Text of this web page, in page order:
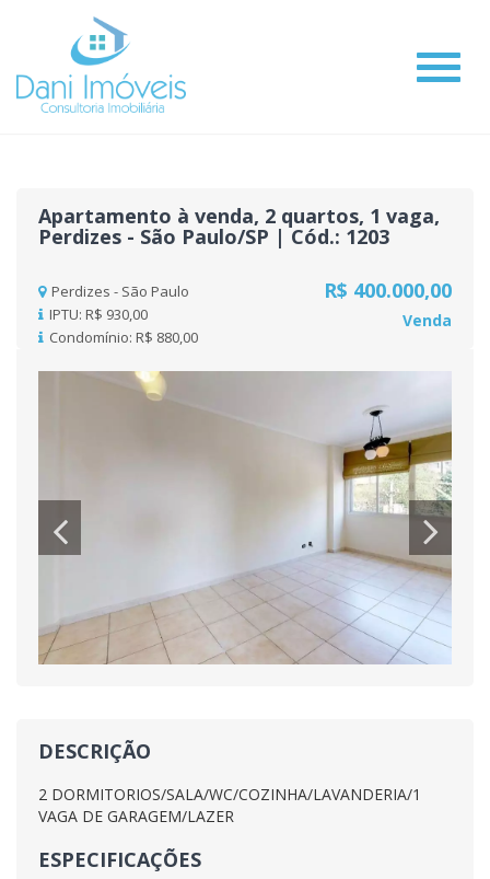
#
Apartamento à venda, 2 quartos, 1 vaga,
Perdizes - São Paulo/SP | Cód.: 1203
Perdizes - São Paulo
IPTU: R$ 930,00
Condomínio: R$ 880,00
R$ 400.000,00
Venda
Previous
DESCRIÇÃO
2 DORMITORIOS/SALA/WC/COZINHA/LAVANDERIA/1
VAGA DE GARAGEM/LAZER
ESPECIFICAÇÕES